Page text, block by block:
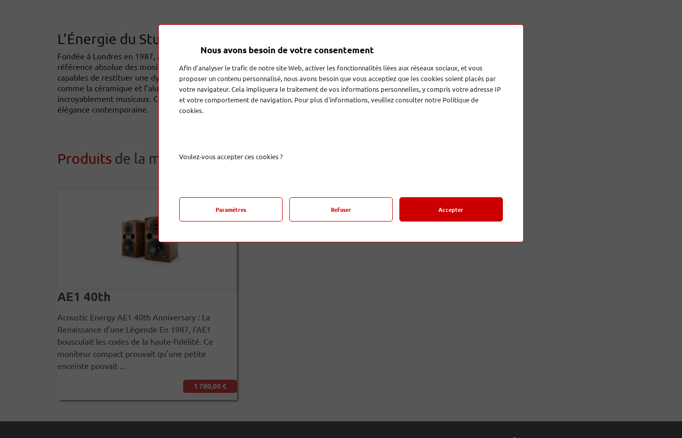
L’Énergie du Studio dans votre Salon
Fondée à Londres en 1987, Acoustic Energys’est immédiatement imposée grâce à sa célèbre AE1, devenue la
référence absolue des moniteurs de studio. La philosophie de la marque reste inchangée : concevoir des enceintes
capables de restituer une dynamique percutante sans jamais sacrifier la fidélité. En utilisant des matériaux innovants
comme la céramique et l’aluminium, Acoustic Energy propose des systèmes acoustiques rapides, transparents et
incroyablement musicaux. Choisir Acoustic Energy, c’est s’offrir l’héritage du monitoring britannique avec une
élégance contemporaine.
Produitsde la marque
AE1 40th
Acoustic Energy AE1 40th Anniversary : La
Renaissance d'une Légende En 1987, l'AE1
bousculait les codes de la haute-fidélité. Ce
moniteur compact prouvait qu'une petite
enceinte pouvait ...
1 780,00 €
Nous avons besoin de votre consentement
Afin d'analyser le trafic de notre site Web, activer les fonctionnalités liées aux réseaux sociaux, et vous
proposer un contenu personnalisé, nous avons besoin que vous acceptiez que les cookies soient placés par
votre navigateur. Cela impliquera le traitement de vos informations personnelles, y compris votre adresse IP
et votre comportement de navigation. Pour plus d'informations, veuillez consulter notre Politique de
cookies.
Voulez-vous accepter ces cookies ?
Paramètres Refuser Accepter